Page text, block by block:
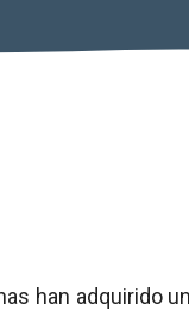
han adquirido